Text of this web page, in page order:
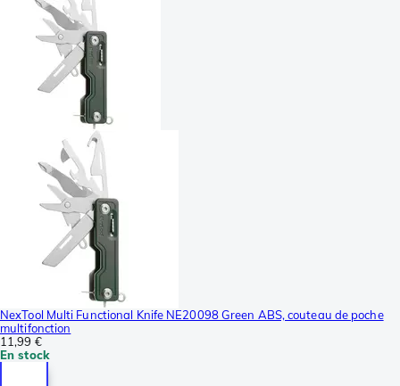
NexTool Multi Functional Knife NE20098 Green ABS, couteau de poche
multifonction
11,99 €
En stock